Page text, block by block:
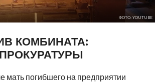
ФОТО: YOUTUBE
КОМБИНАТА:
мать погибшего на предприятии